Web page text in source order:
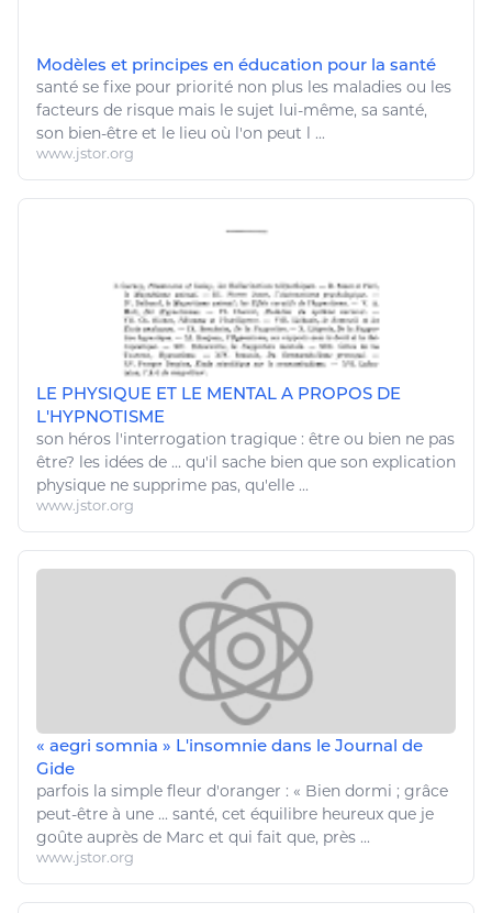
Modèles et principes en éducation pour la santé
santé se fixe pour priorité non plus les maladies ou les
facteurs de risque mais le sujet lui-même, sa santé,
son bien-être et le lieu où l'on peut l ...
www.jstor.org
LE PHYSIQUE ET LE MENTAL A PROPOS DE
L'HYPNOTISME
son héros l'interrogation tragique : être ou bien ne pas
être? les idées de ... qu'il sache bien que son explication
physique ne supprime pas, qu'elle ...
www.jstor.org
« aegri somnia » L'insomnie dans le Journal de
Gide
parfois la simple fleur d'oranger : « Bien dormi ; grâce
peut-être à une ... santé, cet équilibre heureux que je
goûte auprès de Marc et qui fait que, près ...
www.jstor.org